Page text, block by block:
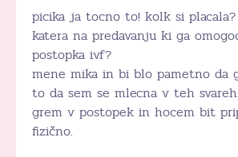
picika ja tocno to! kolk si
katera na predavanju ki ga
postopka ivf?
mene mika in bi blo pametno da
to da sem se mlecna v teh
grem v postopek in hocem bit
fizično.